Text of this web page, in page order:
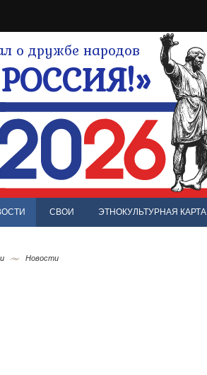
о дружбе народов
СВОИ ЭТНОКУЛЬТУРНАЯ КАРТА
Новости